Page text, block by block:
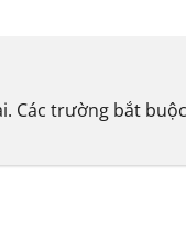
Các trường bắt